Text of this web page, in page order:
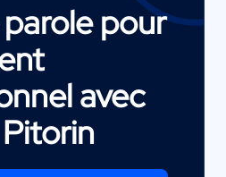
pour
avec